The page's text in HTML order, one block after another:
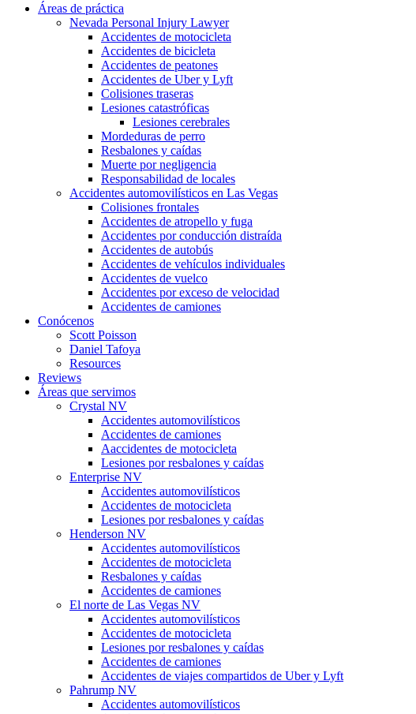
Menu
Áreas de práctica
Nevada Personal Injury Lawyer
Accidentes de motocicleta
Accidentes de bicicleta
Accidentes de peatones
Accidentes de Uber y Lyft
Colisiones traseras
Lesiones catastróficas
Lesiones cerebrales
Mordeduras de perro
Resbalones y caídas
Muerte por negligencia
Responsabilidad de locales
Accidentes automovilísticos en Las Vegas
Colisiones frontales
Accidentes de atropello y fuga
Accidentes por conducción distraída
Accidentes de autobús
Accidentes de vehículos individuales
Accidentes de vuelco
Accidentes por exceso de velocidad
Accidentes de camiones
Conócenos
Scott Poisson
Daniel Tafoya
Resources
Reviews
Áreas que servimos
Crystal NV
Accidentes automovilísticos
Accidentes de camiones
Aaccidentes de motocicleta
Lesiones por resbalones y caídas
Enterprise NV
Accidentes automovilísticos
Accidentes de motocicleta
Lesiones por resbalones y caídas
Henderson NV
Accidentes automovilísticos
Accidentes de motocicleta
Resbalones y caídas
Accidentes de camiones
El norte de Las Vegas NV
Accidentes automovilísticos
Accidentes de motocicleta
Lesiones por resbalones y caídas
Accidentes de camiones
Accidentes de viajes compartidos de Uber y Lyft
Pahrump NV
Accidentes automovilísticos